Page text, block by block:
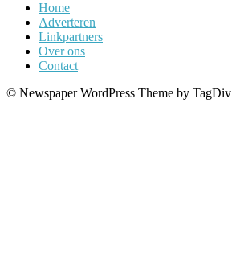
Home
Adverteren
Linkpartners
Over ons
Contact
© Newspaper WordPress Theme by TagDiv